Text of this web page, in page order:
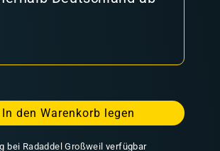
In den Warenkorb legen
bei Radaddel Großweil verfügbar